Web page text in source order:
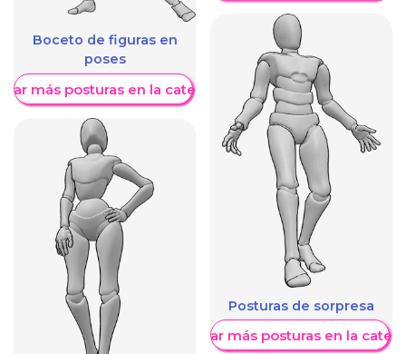
Boceto de figuras en
poses
más posturas en la categoría
Posturas de sorpresa
Mostrar más posturas en la